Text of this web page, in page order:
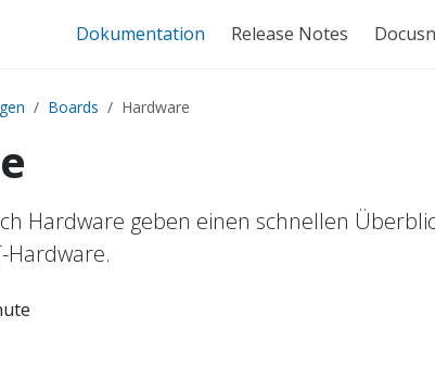
Dokumentation Release Notes
Boards Hardware
Hardware geben einen schnellen
Hardware.